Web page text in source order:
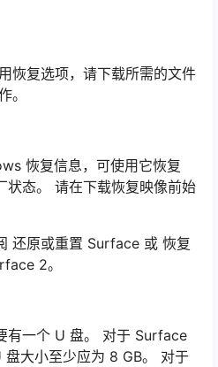
恢复选项，请下载所需的文件
。
恢复信息，可使用它恢复
态。 请在下载恢复映像前始
还原或重置 Surface 或 恢复
2。
有一个 U 盘。 对于 Surface
大小至少应为 8 GB。 对于